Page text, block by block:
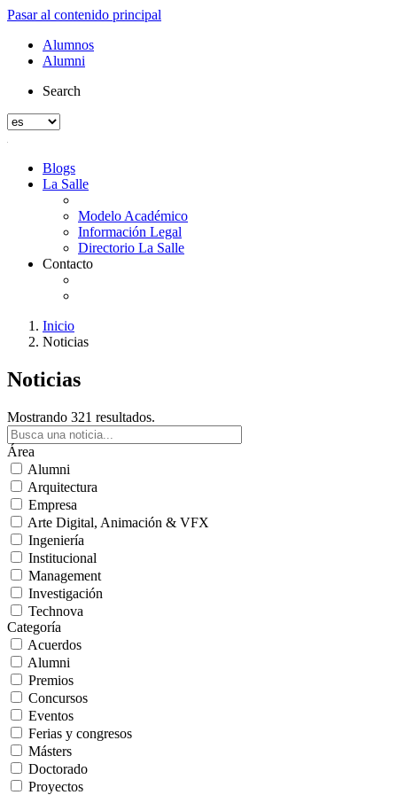
Pasar al contenido principal
Alumnos
Alumni
Search
Blogs
La Salle
Modelo Académico
Información Legal
Directorio La Salle
Contacto
Inicio
Noticias
Noticias
Mostrando 321 resultados.
Área
Alumni
Arquitectura
Empresa
Arte Digital, Animación & VFX
Ingeniería
Institucional
Management
Investigación
Technova
Categoría
Acuerdos
Alumni
Premios
Concursos
Eventos
Ferias y congresos
Másters
Doctorado
Proyectos